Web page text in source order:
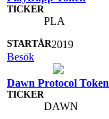
PLA
2019
Besök
Dawn Protocol Token
DAWN